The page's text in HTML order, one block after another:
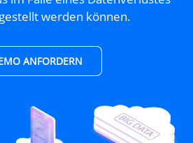
werden können.
ANFORDERN